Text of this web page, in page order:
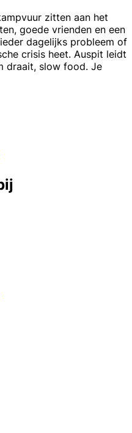
zitten aan het
goede vrienden en een
dagelijks probleem of
crisis heet. Auspit leidt
draait, slow food. Je